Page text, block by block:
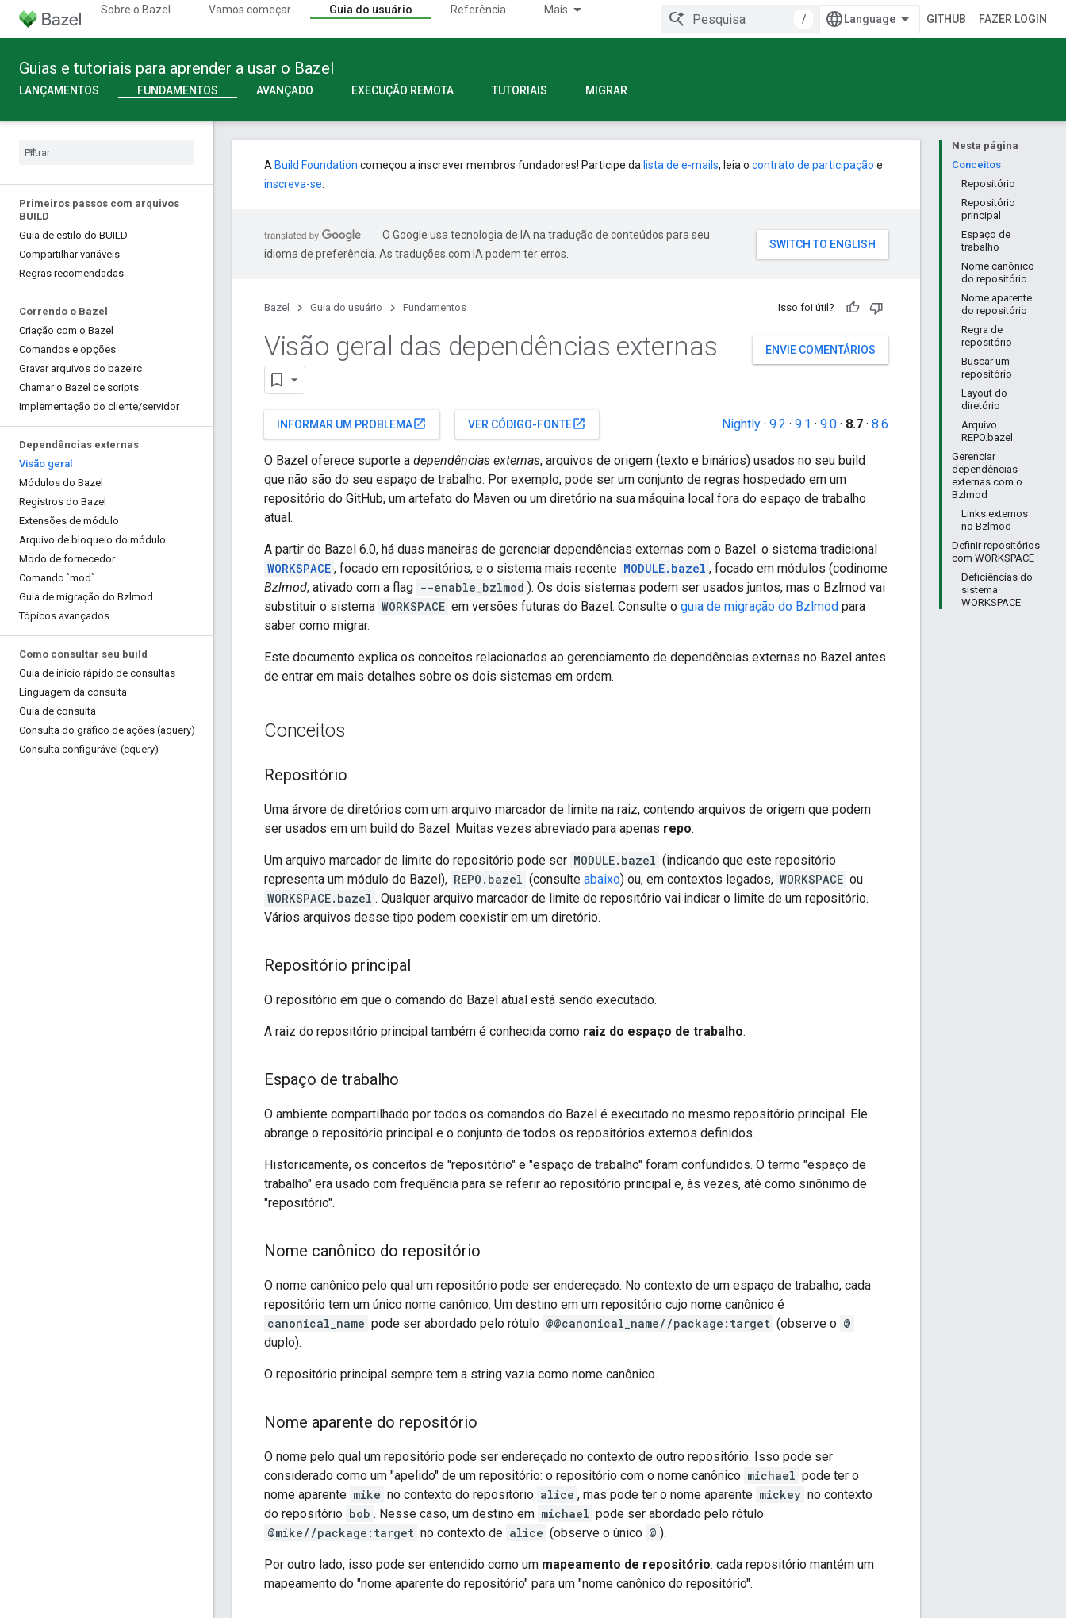
Sobre o Bazel Vamos começar Guia do usuário Referência Mais
/ GITHUB FAZER LOGIN
Guias e tutoriais para aprender a usar o Bazel
LANÇAMENTOS FUNDAMENTOS AVANÇADO EXECUÇÃO REMOTA TUTORIAIS MIGRAR
Primeiros passos com arquivos
BUILD
Guia de estilo do BUILD
Compartilhar variáveis
Regras recomendadas
Correndo o Bazel
Criação com o Bazel
Comandos e opções
Gravar arquivos do bazelrc
Chamar o Bazel de scripts
Implementação do cliente/servidor
Dependências externas
Visão geral
Módulos do Bazel
Registros do Bazel
Extensões de módulo
Arquivo de bloqueio do módulo
Modo de fornecedor
Comando `mod`
Guia de migração do Bzlmod
Tópicos avançados
Como consultar seu build
Guia de início rápido de consultas
Linguagem da consulta
Guia de consulta
Consulta do gráfico de ações (aquery)
Consulta configurável (cquery)
Nesta página
Conceitos
Repositório
Repositório
principal
Espaço de
trabalho
Nome canônico
do repositório
Nome aparente
do repositório
Regra de
repositório
Buscar um
repositório
Layout do
diretório
Arquivo
REPO.bazel
Gerenciar
dependências
externas com o
Bzlmod
Links externos
no Bzlmod
Definir repositórios
com WORKSPACE
Deficiências do
sistema
WORKSPACE
A Build Foundation começou a inscrever membros fundadores! Participe da lista de e-mails, leia o contrato de participação e
inscreva-se
O Google usa tecnologia de IA na tradução de conteúdos para seu
idioma de preferência. As traduções com IA podem ter erros.
Bazel Guia do usuário Fundamentos Isso foi útil?
ENVIE COMENTÁRIOS
Visão geral das dependências externas
INFORMAR UM PROBLEMAopen_in_new VER CÓDIGO-FONTEopen_in_new Nightly · 9.2 · 9.1 · 9.0 · 8.7 · 8.6
O Bazel oferece suporte a dependências externas, arquivos de origem (texto e binários) usados no seu build
que não são do seu espaço de trabalho. Por exemplo, pode ser um conjunto de regras hospedado em um
repositório do GitHub, um artefato do Maven ou um diretório na sua máquina local fora do espaço de trabalho
atual.
A partir do Bazel 6.0, há duas maneiras de gerenciar dependências externas com o Bazel: o sistema tradicional
WORKSPACE , focado em repositórios, e o sistema mais recente MODULE.bazel , focado em módulos (codinome
Bzlmod, ativado com a flag --enable_bzlmod ). Os dois sistemas podem ser usados juntos, mas o Bzlmod vai
substituir o sistema WORKSPACE em versões futuras do Bazel. Consulte o guia de migração do Bzlmod para
saber como migrar.
Este documento explica os conceitos relacionados ao gerenciamento de dependências externas no Bazel antes
de entrar em mais detalhes sobre os dois sistemas em ordem.
Conceitos
Repositório
Uma árvore de diretórios com um arquivo marcador de limite na raiz, contendo arquivos de origem que podem
ser usados em um build do Bazel. Muitas vezes abreviado para apenas repo.
Um arquivo marcador de limite do repositório pode ser MODULE.bazel (indicando que este repositório
representa um módulo do Bazel), REPO.bazel (consulte abaixo) ou, em contextos legados, WORKSPACE ou
WORKSPACE.bazel . Qualquer arquivo marcador de limite de repositório vai indicar o limite de um repositório.
Vários arquivos desse tipo podem coexistir em um diretório.
Repositório principal
O repositório em que o comando do Bazel atual está sendo executado.
A raiz do repositório principal também é conhecida como raiz do espaço de trabalho.
Espaço de trabalho
O ambiente compartilhado por todos os comandos do Bazel é executado no mesmo repositório principal. Ele
abrange o repositório principal e o conjunto de todos os repositórios externos definidos.
Historicamente, os conceitos de "repositório" e "espaço de trabalho" foram confundidos. O termo "espaço de
trabalho" era usado com frequência para se referir ao repositório principal e, às vezes, até como sinônimo de
"repositório".
Nome canônico do repositório
O nome canônico pelo qual um repositório pode ser endereçado. No contexto de um espaço de trabalho, cada
repositório tem um único nome canônico. Um destino em um repositório cujo nome canônico é
canonical_name pode ser abordado pelo rótulo @@canonical_name//package:target (observe o @
duplo).
O repositório principal sempre tem a string vazia como nome canônico.
Nome aparente do repositório
O nome pelo qual um repositório pode ser endereçado no contexto de outro repositório. Isso pode ser
considerado como um "apelido" de um repositório: o repositório com o nome canônico michael pode ter o
nome aparente mike no contexto do repositório alice , mas pode ter o nome aparente mickey no contexto
do repositório bob . Nesse caso, um destino em michael pode ser abordado pelo rótulo
@mike//package:target no contexto de alice (observe o único @ ).
Por outro lado, isso pode ser entendido como um mapeamento de repositório: cada repositório mantém um
mapeamento do "nome aparente do repositório" para um "nome canônico do repositório".